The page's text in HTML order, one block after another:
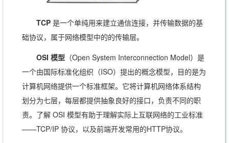
TCP 是一个单纯用来建立通信连接，并传输数据的基
础协议，属于网络模型中的的传输层。
OSI 模型 （Open System Interconnection Model）是
一个由国际标准化组织（ISO）提出的概念模型，目的是为
计算机网络提供一个标准框架。它将计算机网络体系结构
划分为七层，每层都提供抽象良好的接口，负责不同的职
责。了解 OSI 模型有助于理解实际上互联网络的工业标准
——TCP/IP 协议，以及前端开发常用的HTTP协议。